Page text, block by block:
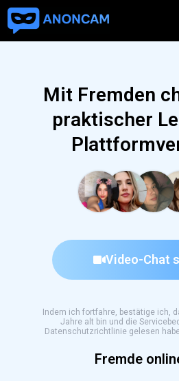
Mit Fremden
praktischer
Video-Chat
Indem ich fortfahre, bestätige ich,
Jahre alt bin und die
Datenschutzrichtlinie gelesen
Fremde